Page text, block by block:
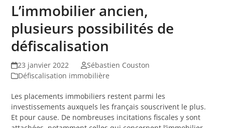
L’immobilier ancien,
plusieurs possibilités de
défiscalisation
23 janvier 2022
Sébastien Couston
Défiscalisation immobilière
Les placements immobiliers restent parmi les
investissements auxquels les français souscrivent le plus.
Et pour cause. De nombreuses incitations fiscales y sont